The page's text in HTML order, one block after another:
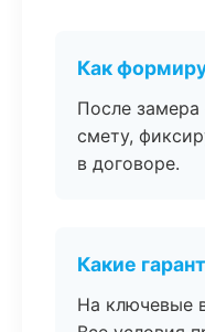
Как
После
смету,
в договоре.
Какие
На ключевые